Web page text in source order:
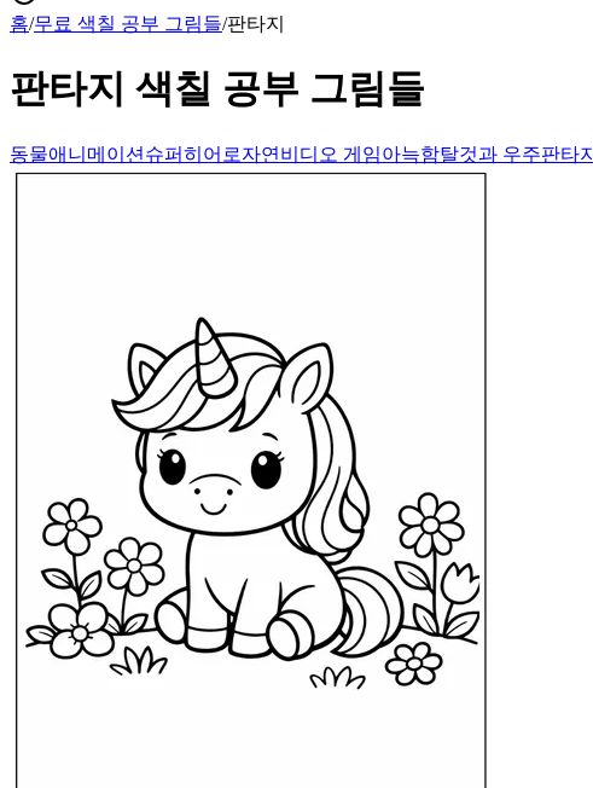
홈/무료 색칠 공부 그림들/판타지
판타지 색칠 공부 그림들
동물애니메이션 슈퍼히어로자연 비디오 게임아늑함탈것과 우주판타지